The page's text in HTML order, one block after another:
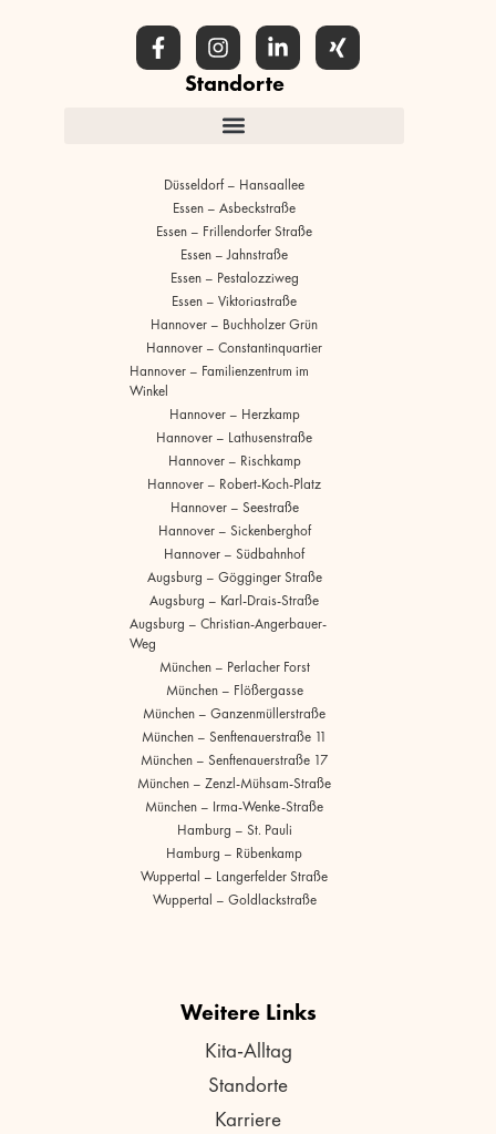
Standorte
Düsseldorf – Hansaallee
Essen – Asbeckstraße
Essen – Frillendorfer Straße
Essen – Jahnstraße
Essen – Pestalozziweg
Essen – Viktoriastraße
Hannover – Buchholzer Grün
Hannover – Constantinquartier
Hannover – Familienzentrum im
Winkel
Hannover – Herzkamp
Hannover – Lathusenstraße
Hannover – Rischkamp
Hannover – Robert-Koch-Platz
Hannover – Seestraße
Hannover – Sickenberghof
Hannover – Südbahnhof
Augsburg – Gögginger Straße
Augsburg – Karl-Drais-Straße
Augsburg – Christian-Angerbauer-
Weg
München – Perlacher Forst
München – Flößergasse
München – Ganzenmüllerstraße
München – Senftenauerstraße 11
München – Senftenauerstraße 17
München – Zenzl-Mühsam-Straße
München – Irma-Wenke-Straße
Hamburg – St. Pauli
Hamburg – Rübenkamp
Wuppertal – Langerfelder Straße
Wuppertal – Goldlackstraße
Weitere Links
Kita-Alltag
Standorte
Karriere